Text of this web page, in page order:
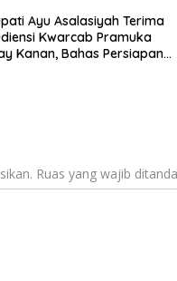
Ayu Asalasiyah Terima
Kwarcab Pramuka
Kanan, Bahas Persiapan
Ruas yang wajib